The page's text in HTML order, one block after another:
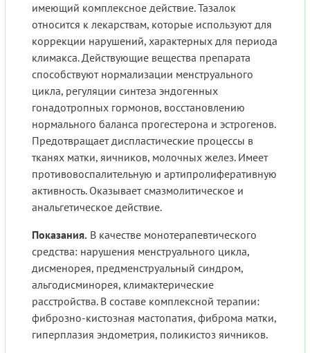
имеющий комплексное действие. Тазалок
относится к лекарствам, которые используют для
коррекции нарушений, характерных для периода
климакса. Действующие вещества препарата
способствуют нормализации менструального
цикла, регуляции синтеза эндогенных
гонадотропных гормонов, восстановлению
нормального баланса прогестерона и эстрогенов.
Предотвращает диспластические процессы в
тканях матки, яичников, молочных желез. Имеет
противовоспалительную и артипролиферативную
активность. Оказывает смазмолитическое и
анальгетическое действие.
Показания. В качестве монотерапевтического
средства: нарушения менструального цикла,
дисменорея, предменструальный синдром,
альгодисминорея, климактерические
расстройства. В составе комплексной терапии:
фиброзно-кистозная мастопатия, фиброма матки,
гиперплазия эндометрия, поликистоз яичников.